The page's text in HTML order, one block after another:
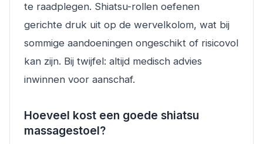
te raadplegen. Shiatsu-rollen oefenen
gerichte druk uit op de wervelkolom, wat bij
sommige aandoeningen ongeschikt of risicovol
kan zijn. Bij twijfel: altijd medisch advies
inwinnen voor aanschaf.
Hoeveel kost een goede shiatsu
massagestoel?